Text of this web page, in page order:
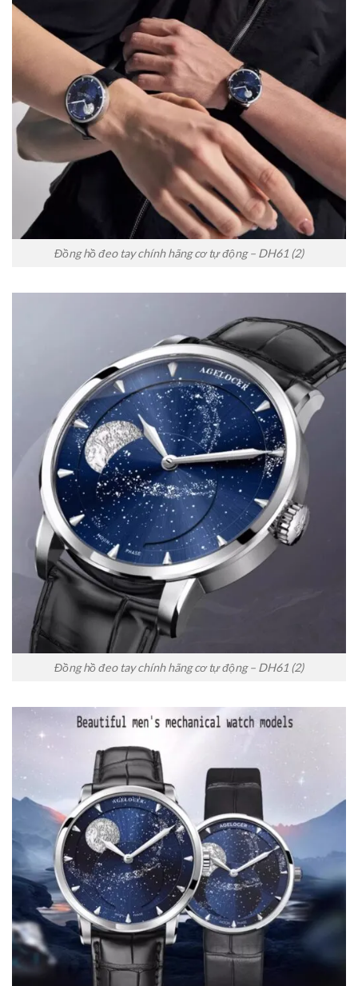
Đồng hồ đeo tay chính hãng cơ tự động – DH61 (2)
Đồng hồ đeo tay chính hãng cơ tự động – DH61 (2)